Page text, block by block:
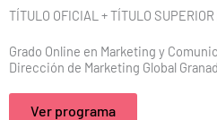
TÍTULO OFICIAL + TÍTULO
Grado Online en Marketing y
Dirección de Marketing Global
Ver programa